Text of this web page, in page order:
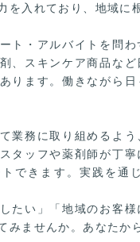
を入れており、地域に
ト・アルバイトを問
、スキンケア商品な
ります。働きながら
業務に取り組めるよ
タッフや薬剤師が丁
できます。実践を通
たい」「地域のお客
みませんか。あなたか